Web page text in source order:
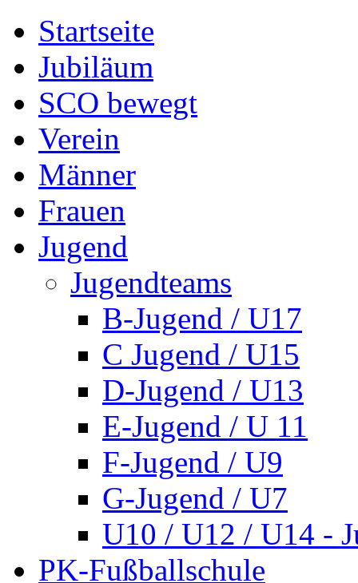
Startseite
Jubiläum
SCO bewegt
Verein
Männer
Frauen
Jugend
Jugendteams
B-Jugend / U17
C Jugend / U15
D-Jugend / U13
E-Jugend / U 11
F-Jugend / U9
G-Jugend / U7
U10 / U12 / U14 -
PK-Fußballschule